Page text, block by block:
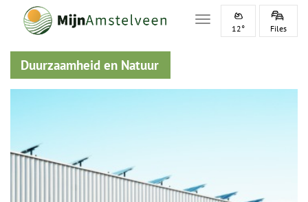
Toggle navigation
12° Files
Duurzaamheid en Natuur